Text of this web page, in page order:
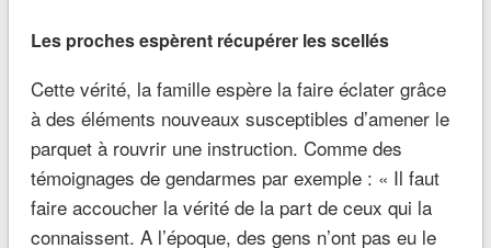
Les proches espèrent récupérer les scellés
Cette vérité, la famille espère la faire éclater grâce
à des éléments nouveaux susceptibles d’amener le
parquet à rouvrir une instruction. Comme des
témoignages de gendarmes par exemple : « Il faut
faire accoucher la vérité de la part de ceux qui la
connaissent. A l’époque, des gens n’ont pas eu le